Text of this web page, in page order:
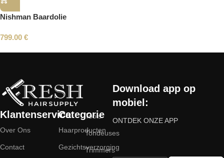
Nishman Baardolie
799.00 €
Klantenservice
Over Ons
Contact
Categorie
Haarproducten
Gezichtsverzorging
Tools
Tondeuses
Trimmers
Download app op
mobiel:
ONTDEK ONZE APP